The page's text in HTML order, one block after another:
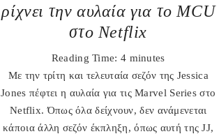
ρίχνει την αυλαία για το MCU
στο Netflix
Reading Time: 4 minutes
Με την τρίτη και τελευταία σεζόν της Jessica
Jones πέφτει η αυλαία για τις Marvel Series στο
Netflix. Όπως όλα δείχνουν, δεν ανάμενεται
κάποια άλλη σεζόν έκπληξη, όπως αυτή της JJ,